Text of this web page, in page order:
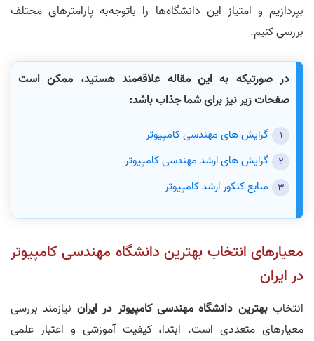
بپردازیم و امتیاز این دانشگاه‌ها را باتوجه‌به پارامتر‌های مختلف
بررسی کنیم.
در صورتیکه به این مقاله علاقه‌مند هستید، ممکن است
صفحات زیر نیز برای شما جذاب باشد:
گرایش های مهندسی کامپیوتر
گرایش های ارشد مهندسی کامپیوتر
منابع کنکور ارشد کامپیوتر
معیارهای انتخاب بهترین دانشگاه مهندسی کامپیوتر
در ایران
انتخاببهترین دانشگاه مهندسی کامپیوتر در ایران نیازمند بررسی
معیارهای متعددی است. ابتدا، کیفیت آموزشی و اعتبار علمی